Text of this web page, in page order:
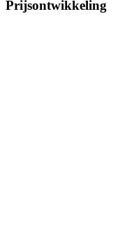
Prijsontwikkeling